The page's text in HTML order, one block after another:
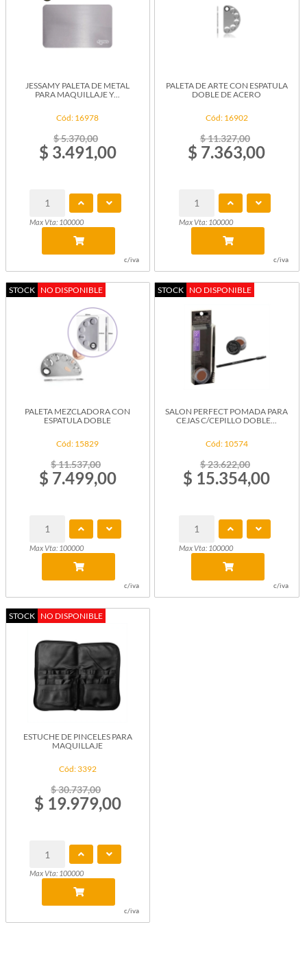
JESSAMY PALETA DE METAL
PARA MAQUILLAJE Y...
Cód: 16978
$ 5.370,00
$ 3.491,00
Max Vta: 100000
c/iva
PALETA DE ARTE CON ESPATULA
DOBLE DE ACERO
Cód: 16902
$ 11.327,00
$ 7.363,00
Max Vta: 100000
c/iva
STOCK NO DISPONIBLE
PALETA MEZCLADORA CON
ESPATULA DOBLE
Cód: 15829
$ 11.537,00
$ 7.499,00
Max Vta: 100000
c/iva
STOCK NO DISPONIBLE
SALON PERFECT POMADA PARA
CEJAS C/CEPILLO DOBLE...
Cód: 10574
$ 23.622,00
$ 15.354,00
Max Vta: 100000
c/iva
STOCK NO DISPONIBLE
ESTUCHE DE PINCELES PARA
MAQUILLAJE
Cód: 3392
$ 30.737,00
$ 19.979,00
Max Vta: 100000
c/iva